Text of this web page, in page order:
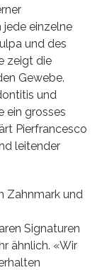
jede einzelne
und des
zeigt die
Gewebe.
und
ein grosses
Pierfrancesco
leitender
Zahnmark und
Signaturen
ähnlich. «Wir